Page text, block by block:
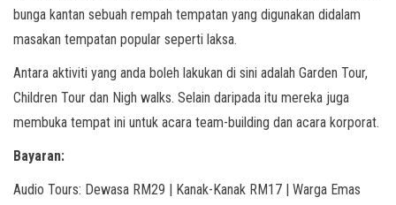
bunga kantan sebuah rempah tempatan yang digunakan didalam
masakan tempatan popular seperti laksa.
Antara aktiviti yang anda boleh lakukan di sini adalah Garden Tour,
Children Tour dan Nigh walks. Selain daripada itu mereka juga
membuka tempat ini untuk acara team-building dan acara korporat.
Bayaran:
Audio Tours: Dewasa RM29 | Kanak-Kanak RM17 | Warga Emas